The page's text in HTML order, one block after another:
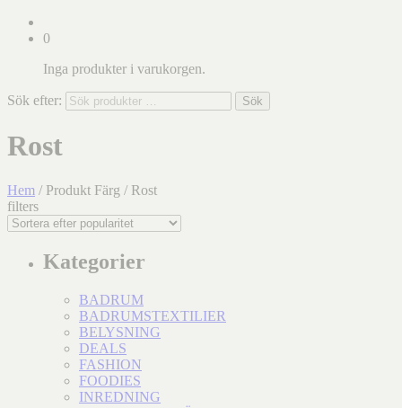
0
Inga produkter i varukorgen.
Sök efter: Sök
Rost
Hem / Produkt Färg / Rost
filters
Kategorier
BADRUM
BADRUMSTEXTILIER
BELYSNING
DEALS
FASHION
FOODIES
INREDNING